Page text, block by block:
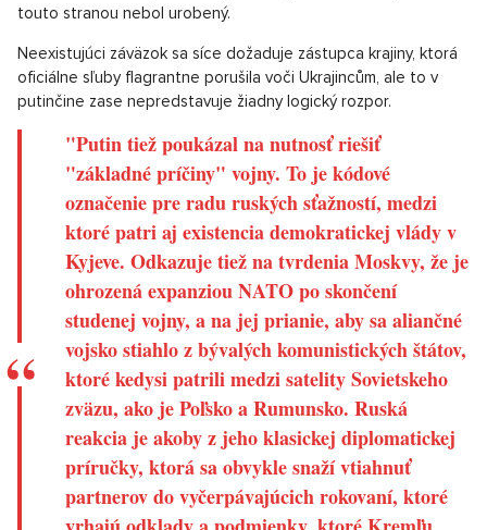
touto stranou nebol urobený.
Neexistujúci záväzok sa síce dožaduje zástupca krajiny, ktorá
oficiálne sľuby flagrantne porušila voči Ukrajincům, ale to v
putinčine zase nepredstavuje žiadny logický rozpor.
"Putin tiež poukázal na nutnosť riešiť
"základné príčiny" vojny. To je kódové
označenie pre radu ruských sťažností, medzi
ktoré patri aj existencia demokratickej vlády v
Kyjeve. Odkazuje tiež na tvrdenia Moskvy, že je
ohrozená expanziou NATO po skončení
studenej vojny, a na jej prianie, aby sa aliančné
vojsko stiahlo z bývalých komunistických štátov,
ktoré kedysi patrili medzi satelity Sovietskeho
zväzu, ako je Poľsko a Rumunsko. Ruská
reakcia je akoby z jeho klasickej diplomatickej
príručky, ktorá sa obvykle snaží vtiahnuť
partnerov do vyčerpávajúcich rokovaní, ktoré